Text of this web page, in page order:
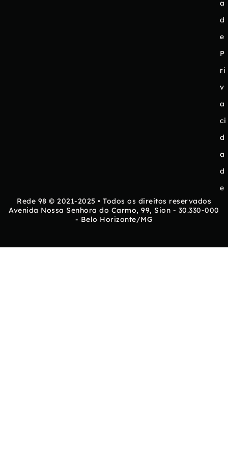
a
d
e
P
ri
v
a
ci
d
a
d
e
Rede 98 © 2021-2025 • Todos os direitos reservados
Avenida Nossa Senhora do Carmo, 99, Sion - 30.330-000
- Belo Horizonte/MG